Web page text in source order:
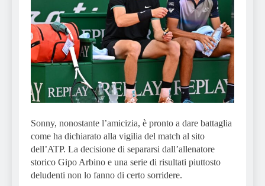
Sonny, nonostante l’amicizia, è pronto a dare battaglia
come ha dichiarato alla vigilia del match al sito
dell’ATP. La decisione di separarsi dall’allenatore
storico Gipo Arbino e una serie di risultati piuttosto
deludenti non lo fanno di certo sorridere.